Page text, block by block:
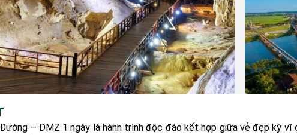
– DMZ 1 ngày là hành trình độc đáo kết hợp giữa vẻ đẹp kỳ vĩ